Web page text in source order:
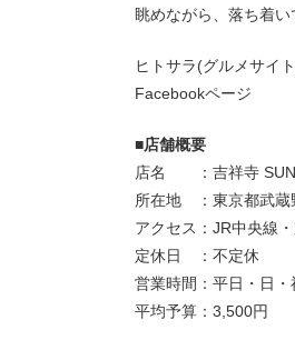
眺めながら、落ち着
ヒトサラ(グルメサ
Facebookペ
■店舗概要
店名 ：吉祥寺 SUN
所在地 ：東京都武蔵
アクセス：JR中央線
定休日 ：不定休
営業時間：平日・日
平均予算：3,500円